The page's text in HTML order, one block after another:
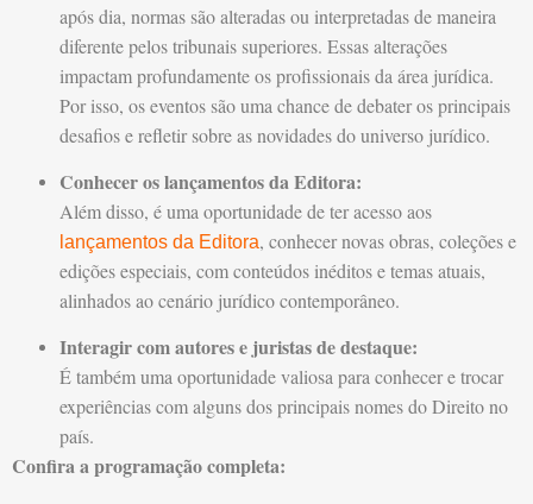
após dia, normas são alteradas ou interpretadas de maneira
diferente pelos tribunais superiores. Essas alterações
impactam profundamente os profissionais da área jurídica.
Por isso, os eventos são uma chance de debater os principais
desafios e refletir sobre as novidades do universo jurídico.
Conhecer os lançamentos da Editora:
Além disso, é uma oportunidade de ter acesso aos
lançamentos da Editora, conhecer novas obras, coleções e
edições especiais, com conteúdos inéditos e temas atuais,
alinhados ao cenário jurídico contemporâneo.
Interagir com autores e juristas de destaque:
É também uma oportunidade valiosa para conhecer e trocar
experiências com alguns dos principais nomes do Direito no
país.
Confira a programação completa: